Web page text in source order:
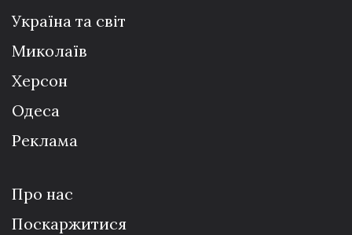
Україна та світ
Миколаїв
Херсон
Одеса
Реклама
Про нас
Поскаржитися